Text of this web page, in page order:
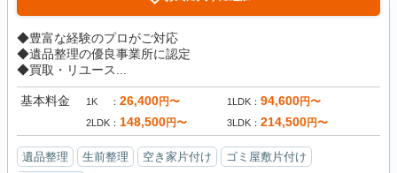
◆豊富な経験のプロがご対応
◆遺品整理の優良事業所に認定
◆買取・リユース...
基本料金 1K 26,400円〜 1LDK 94,600円〜
2LDK 148,500円〜 3LDK 214,500円〜
遺品整理 生前整理 空き家片付け ゴミ屋敷片付け